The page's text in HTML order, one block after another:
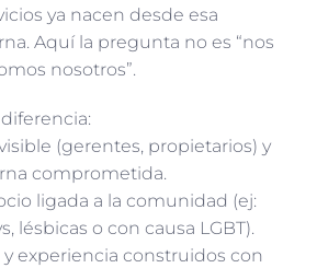
ya nacen desde esa
Aquí la pregunta no es “nos
nosotros”.
(gerentes, propietarios) y
comprometida.
ligada a la comunidad (ej:
lésbicas o con causa LGBT).
y experiencia construidos con